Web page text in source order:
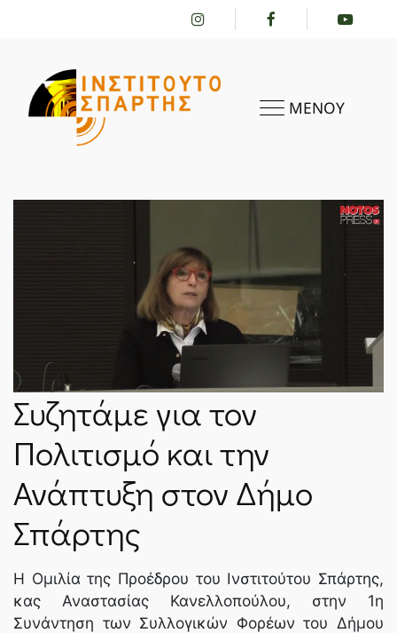
ΜΕΝΟΥ
ΤΟ ΙΝΣΤΙΤΟΎΤΟ
ΔΡΑΣΤΗΡΙΌΤΗΤΕΣ
ΝΈΑ
SPARTANET
E-JOURNAL
Συζητάμε για τον
Πολιτισμό και την
Ανάπτυξη στον Δήμο
Σπάρτης
Η Ομιλία της Προέδρου του Ινστιτούτου Σπάρτης,
κας Αναστασίας Κανελλοπούλου, στην 1η
Συνάντηση των Συλλογικών Φορέων του Δήμου